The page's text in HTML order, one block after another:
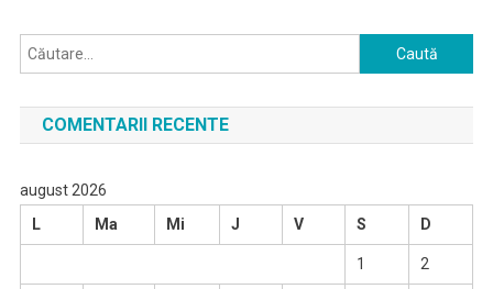
Caută
după:
COMENTARII RECENTE
august 2026
L
Ma Mi J V S D
1 2